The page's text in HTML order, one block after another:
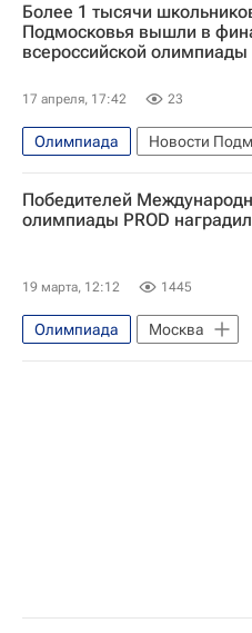
Дмитрий Васильев
Более 1 тысячи
Подмосковья вышли в
всероссийской олимпиады
17 апреля, 17:42 23
Олимпиада
Новости
Московская область
Людмила Болатаева
Победителей
олимпиады PROD
19 марта, 12:12 1445
Олимпиада
Москва
Т-Банк (АО «Тинькофф Банк»)